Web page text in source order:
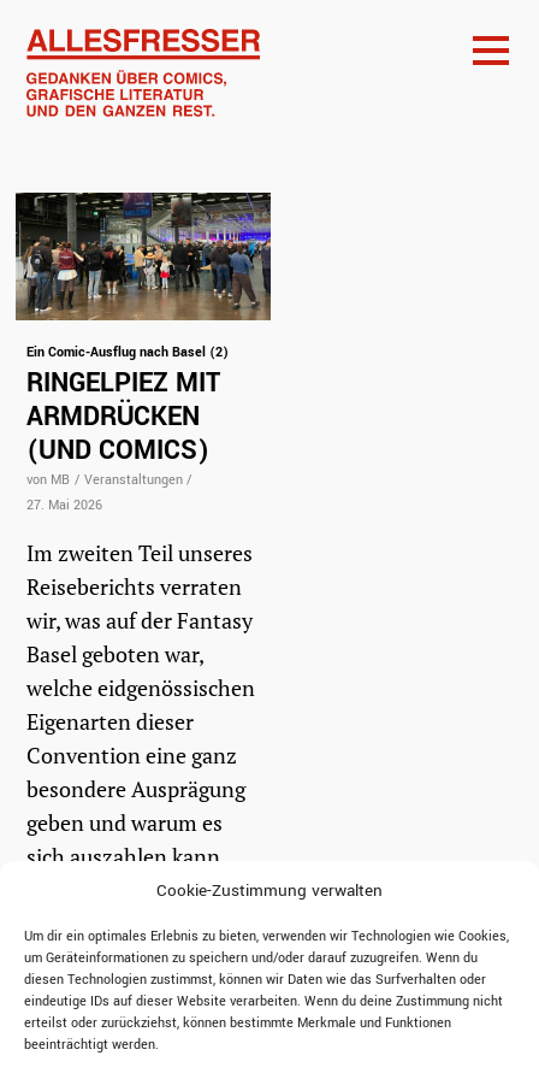
Cookie-Zustimmung verwalten
Um dir ein optimales Erlebnis zu bieten, verwenden wir Technologien wie Cookies,
um Geräteinformationen zu speichern und/oder darauf zuzugreifen. Wenn du
diesen Technologien zustimmst, können wir Daten wie das Surfverhalten oder
eindeutige IDs auf dieser Website verarbeiten. Wenn du deine Zustimmung nicht
erteilst oder zurückziehst, können bestimmte Merkmale und Funktionen
beeinträchtigt werden.
Ein Comic-Ausflug nach Basel (2)
RINGELPIEZ MIT
ARMDRÜCKEN
(UND COMICS)
von MB / Veranstaltungen /
27. Mai 2026
Im zweiten Teil unseres
Reiseberichts verraten
wir, was auf der Fantasy
Basel geboten war,
welche eidgenössischen
Eigenarten dieser
Convention eine ganz
besondere Ausprägung
geben und warum es
sich auszahlen kann,
vor dem Besuch noch
ein paar...
weiterlesen